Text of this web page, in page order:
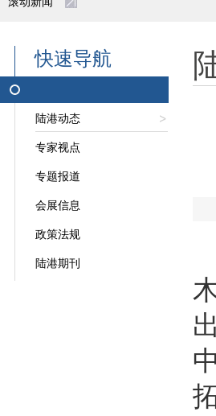
抢抓施工黄金期 阿拉山
重庆今年西部陆海新通
实现新突破！中欧班列
招聘公告|呼和浩特市北
领导致辞｜王磊在中国
快速导航
陆港动态
专家视点
专题报道
会展信息
政策法规
陆港期刊